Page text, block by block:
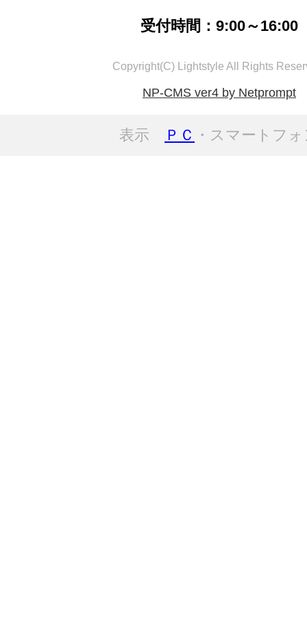
受付時間：9:00～16:00
Copyright(C) Lightstyle All Rights
NP-CMS ver4 by Netprompt
表示 ＰＣ ・スマートフ